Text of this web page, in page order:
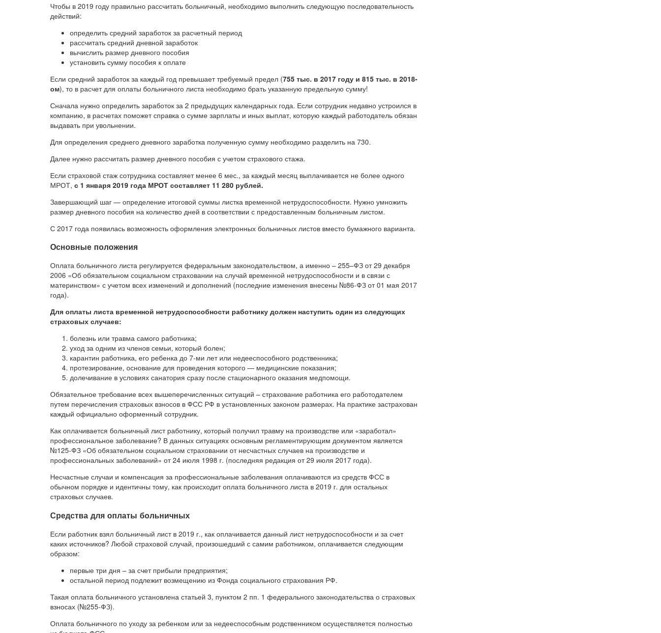
Чтобы в 2019 году правильно рассчитать больничный, необходимо выполнить следующую последовательность
действий:
определить средний заработок за расчетный период
рассчитать средний дневной заработок
вычислить размер дневного пособия
установить сумму пособия к оплате
Если средний заработок за каждый год превышает требуемый предел (755 тыс. в 2017 году и 815 тыс. в 2018-
ом), то в расчет для оплаты больничного листа необходимо брать указанную предельную сумму!
Сначала нужно определить заработок за 2 предыдущих календарных года. Если сотрудник недавно устроился в
компанию, в расчетах поможет справка о сумме зарплаты и иных выплат, которую каждый работодатель обязан
выдавать при увольнении.
Для определения среднего дневного заработка полученную сумму необходимо разделить на 730.
Далее нужно рассчитать размер дневного пособия с учетом страхового стажа.
Если страховой стаж сотрудника составляет менее 6 мес., за каждый месяц выплачивается не более одного
МРОТ, с 1 января 2019 года МРОТ составляет 11 280 рублей.
Завершающий шаг — определение итоговой суммы листка временной нетрудоспособности. Нужно умножить
размер дневного пособия на количество дней в соответствии с предоставленным больничным листом.
С 2017 года появилась возможность оформления электронных больничных листов вместо бумажного варианта.
Основные положения
Оплата больничного листа регулируется федеральным законодательством, а именно – 255–ФЗ от 29 декабря
2006 «Об обязательном социальном страховании на случай временной нетрудоспособности и в связи с
материнством» с учетом всех изменений и дополнений (последние изменения внесены №86-ФЗ от 01 мая 2017
года).
Для оплаты листа временной нетрудоспособности работнику должен наступить один из следующих
страховых случаев:
болезнь или травма самого работника;
уход за одним из членов семьи, который болен;
карантин работника, его ребенка до 7-ми лет или недееспособного родственника;
протезирование, основание для проведения которого — медицинские показания;
долечивание в условиях санатория сразу после стационарного оказания медпомощи.
Обязательное требование всех вышеперечисленных ситуаций – страхование работника его работодателем
путем перечисления страховых взносов в ФСС РФ в установленных законом размерах. На практике застрахован
каждый официально оформенный сотрудник.
Как оплачивается больничный лист работнику, который получил травму на производстве или «заработал»
профессиональное заболевание? В данных ситуациях основным регламентирующим документом является
№125-ФЗ «Об обязательном социальном страховании от несчастных случаев на производстве и
профессиональных заболеваний» от 24 июля 1998 г. (последняя редакция от 29 июля 2017 года).
Несчастные случаи и компенсация за профессиональные заболевания оплачиваются из средств ФСС в
обычном порядке и идентичны тому, как происходит оплата больничного листа в 2019 г. для остальных
страховых случаев.
Средства для оплаты больничных
Если работник взял больничный лист в 2019 г., как оплачивается данный лист нетрудоспособности и за счет
каких источников? Любой страховой случай, произошедший с самим работником, оплачивается следующим
образом:
первые три дня – за счет прибыли предприятия;
остальной период подлежит возмещению из Фонда социального страхования РФ.
Такая оплата больничного установлена статьей 3, пунктом 2 пп. 1 федерального законодательства о страховых
взносах (№255-ФЗ).
Оплата больничного по уходу за ребенком или за недееспособным родственником осуществляется полностью